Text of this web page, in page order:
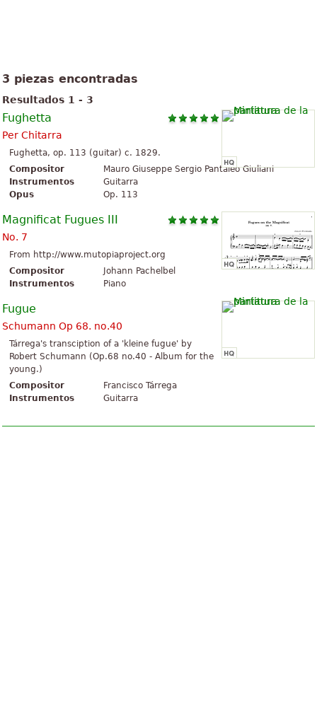
3 piezas encontradas
Resultados 1 - 3
Fughetta
Per Chitarra
Fughetta, op. 113 (guitar) c. 1829.
Compositor
Mauro Giuseppe Sergio Pantaleo Giuliani
Instrumentos
Guitarra
Opus
Op. 113
Magnificat Fugues III
No. 7
From http://www.mutopiaproject.org
Compositor
Johann Pachelbel
Instrumentos
Piano
Fugue
Schumann Op 68. no.40
Tárrega's transciption of a 'kleine fugue' by
Robert Schumann (Op.68 no.40 - Album for the
young.)
Compositor
Francisco Tárrega
Instrumentos
Guitarra